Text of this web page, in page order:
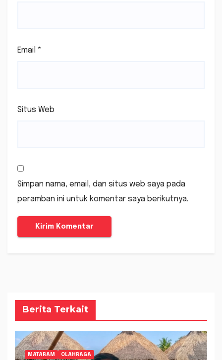
Email *
Situs Web
Simpan nama, email, dan situs web saya pada
peramban ini untuk komentar saya berikutnya.
Berita Terkait
MATARAM OLAHRAGA